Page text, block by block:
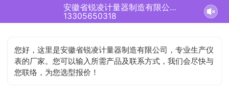
安徽省锐凌计量器制造有限公司正在为您服务
13305650318
您好，这里是安徽省锐凌计量器制造有限公司，专业生产仪
表的厂家。您可以输入所需产品及联系方式，我们会尽快与
您联络，为您选型报价！